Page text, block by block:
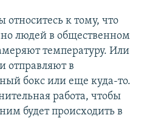
относитесь к тому, что
людей в общественном
температуру. Или
отправляют в
бокс или еще куда-то.
работа, чтобы
будет происходить в